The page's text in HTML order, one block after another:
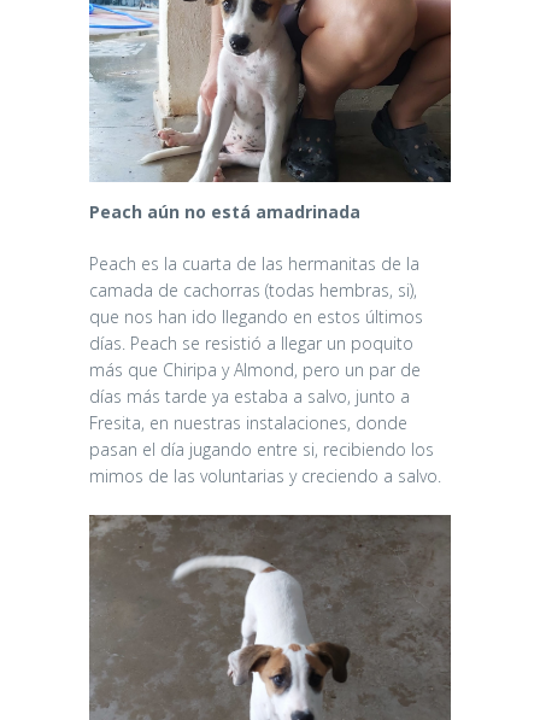
Peach aún no está amadrinada
Peach es la cuarta de las hermanitas de la
camada de cachorras (todas hembras, si),
que nos han ido llegando en estos últimos
días. Peach se resistió a llegar un poquito
más que Chiripa y Almond, pero un par de
días más tarde ya estaba a salvo, junto a
Fresita, en nuestras instalaciones, donde
pasan el día jugando entre si, recibiendo los
mimos de las voluntarias y creciendo a salvo.